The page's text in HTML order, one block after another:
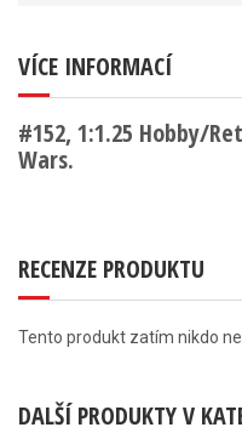
VÍCE INFORMACÍ
#152, 1:1.25 Hobby/
Wars.
RECENZE PRODUKTU
Tento produkt zatím nikdo
DALŠÍ PRODUKTY V